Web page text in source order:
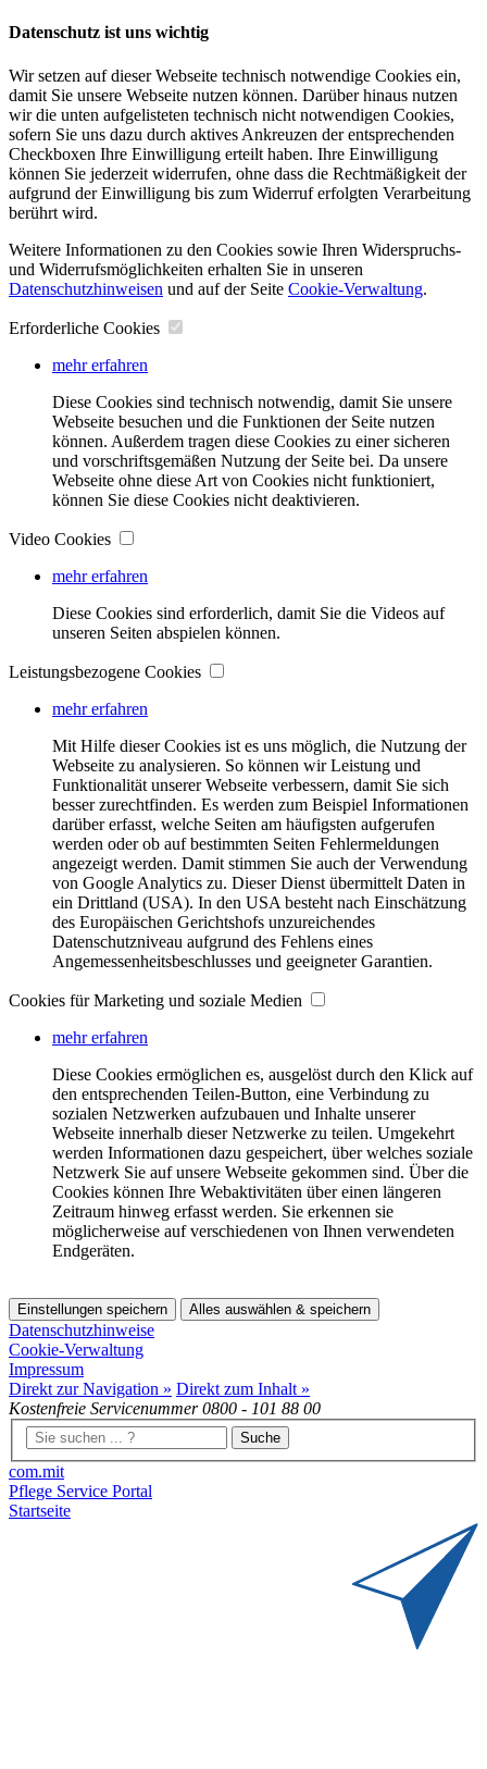
Datenschutz ist uns wichtig
Wir setzen auf dieser Webseite technisch notwendige Cookies ein,
damit Sie unsere Webseite nutzen können. Darüber hinaus nutzen
wir die unten aufgelisteten technisch nicht notwendigen Cookies,
sofern Sie uns dazu durch aktives Ankreuzen der entsprechenden
Checkboxen Ihre Einwilligung erteilt haben. Ihre Einwilligung
können Sie jederzeit widerrufen, ohne dass die Rechtmäßigkeit der
aufgrund der Einwilligung bis zum Widerruf erfolgten Verarbeitung
berührt wird.
Weitere Informationen zu den Cookies sowie Ihren Widerspruchs-
und Widerrufsmöglichkeiten erhalten Sie in unseren
Datenschutzhinweisen und auf der Seite Cookie-Verwaltung​.
Erforderliche Cookies
mehr erfahren
Diese Cookies sind technisch notwendig, damit Sie unsere
Webseite besuchen und die Funktionen der Seite nutzen
können. Außerdem tragen diese Cookies zu einer sicheren
und vorschriftsgemäßen Nutzung der Seite bei. Da unsere
Webseite ohne diese Art von Cookies nicht funktioniert,
können Sie diese Cookies nicht deaktivieren.
Video Cookies
mehr erfahren
Diese Cookies sind erforderlich, damit Sie die Videos auf
unseren Seiten abspielen können.
Leistungsbezogene Cookies
mehr erfahren
Mit Hilfe dieser Cookies ist es uns möglich, die Nutzung der
Webseite zu analysieren. So können wir Leistung und
Funktionalität unserer Webseite verbessern, damit Sie sich
besser zurechtfinden. Es werden zum Beispiel Informationen
darüber erfasst, welche Seiten am häufigsten aufgerufen
werden oder ob auf bestimmten Seiten Fehlermeldungen
angezeigt werden. Damit stimmen Sie auch der Verwendung
von Google Analytics zu. Dieser Dienst übermittelt Daten in
ein Drittland (USA). In den USA besteht nach Einschätzung
des Europäischen Gerichtshofs unzureichendes
Datenschutzniveau aufgrund des Fehlens eines
Angemessenheitsbeschlusses und geeigneter Garantien.
Cookies für Marketing und soziale Medien
mehr erfahren
Diese Cookies ermöglichen es, ausgelöst durch den Klick auf
den entsprechenden Teilen-Button, eine Verbindung zu
sozialen Netzwerken aufzubauen und Inhalte unserer
Webseite innerhalb dieser Netzwerke zu teilen. Umgekehrt
werden Informationen dazu gespeichert, über welches soziale
Netzwerk Sie auf unsere Webseite gekommen sind. Über die
Cookies können Ihre Webaktivitäten über einen längeren
Zeitraum hinweg erfasst werden. Sie erkennen sie
möglicherweise auf verschiedenen von Ihnen verwendeten
Endgeräten.
Einstellungen speichern Alles auswählen & speichern
Datenschutzhinweise
Cookie-Verwaltung
Impressum
Direkt zur Navigation » Direkt zum Inhalt »
Kostenfreie Servicenummer0800 - 101 88 00
Suche
com.mit
Pflege Service Portal
Startseite